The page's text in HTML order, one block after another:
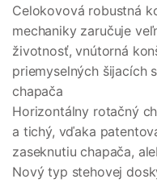
Celokovová robustná
mechaniky zaručuje
životnosť, vnútorná
priemyselných šijacích
chapača
Horizontálny rotačný
a tichý, vďaka
zaseknutiu chapača,
Nový typ stehovej